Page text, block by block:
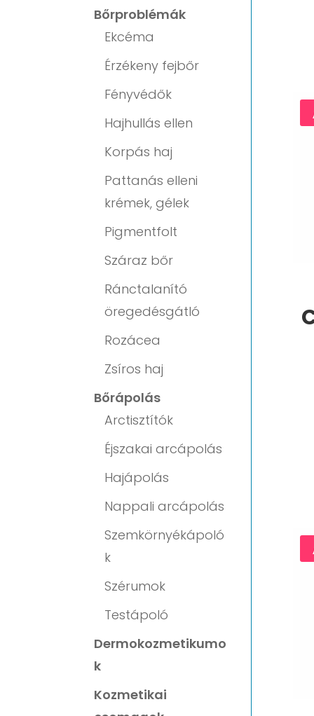
Bőrproblémák
Ekcéma
Érzékeny fejbőr
Fényvédők
Hajhullás ellen
Korpás haj
Pattanás elleni
krémek, gélek
Pigmentfolt
Száraz bőr
Ránctalanító
öregedésgátló
Rozácea
Zsíros haj
Bőrápolás
Arctisztítók
Éjszakai arcápolás
Hajápolás
Nappali arcápolás
Szemkörnyékápoló
k
Szérumok
Testápoló
Dermokozmetikumo
k
Kozmetikai